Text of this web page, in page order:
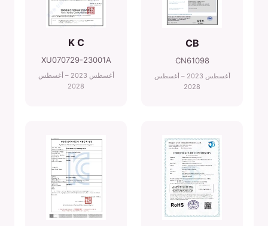
CB
CN61098
أغسطس 2023 – أغسطس
2028
K C
XU070729-23001A
أغسطس 2023 – أغسطس
2028